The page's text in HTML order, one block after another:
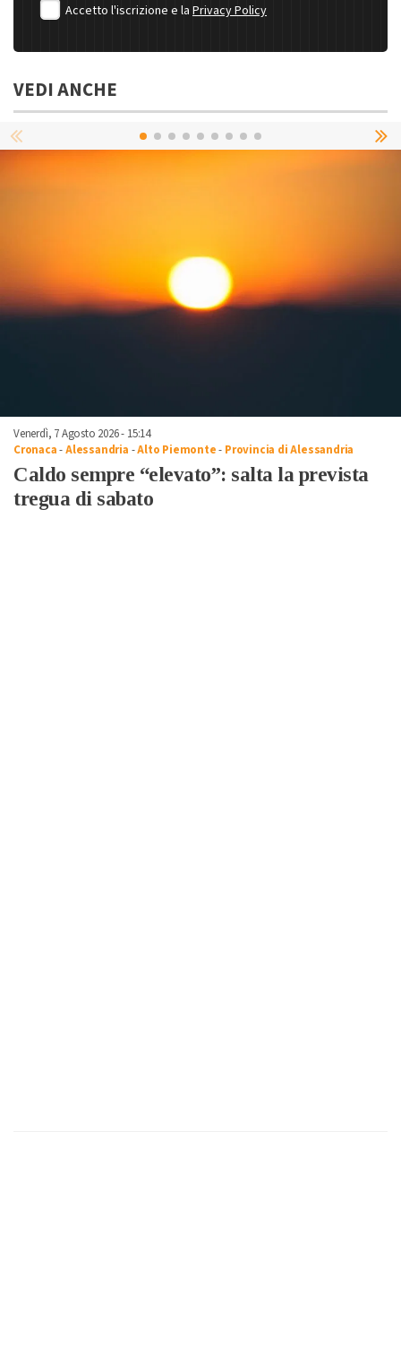
Accetto l'iscrizione e la Privacy Policy
VEDI ANCHE
Venerdì, 7 Agosto 2026 - 15:14
Cronaca-Alessandria -Alto Piemonte- Provincia di Alessandria
Caldo sempre “elevato”: salta la prevista
tregua di sabato